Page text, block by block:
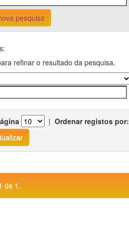
pesquisa
refinar o resultado da pesquisa.
| Ordenar registos por:
de 1.